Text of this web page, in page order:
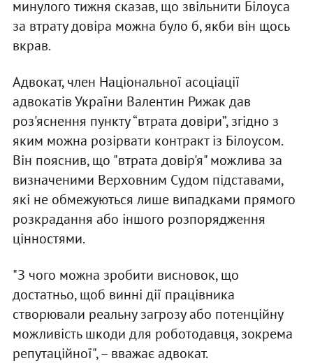
минулого тижня сказав, що звільнити Білоуса
за втрату довіра можна було б, якби він щось
вкрав.
Адвокат, член Національної асоціації
адвокатів України Валентин Рижак дав
роз'яснення пункту “втрата довіри”, згідно з
яким можна розірвати контракт із Білоусом.
Він пояснив, що "втрата довір'я" можлива за
визначеними Верховним Судом підставами,
які не обмежуються лише випадками прямого
розкрадання або іншого розпорядження
цінностями.
"З чого можна зробити висновок, що
достатньо, щоб винні дії працівника
створювали реальну загрозу або потенційну
можливість шкоди для роботодавця, зокрема
репутаційної", – вважає адвокат.